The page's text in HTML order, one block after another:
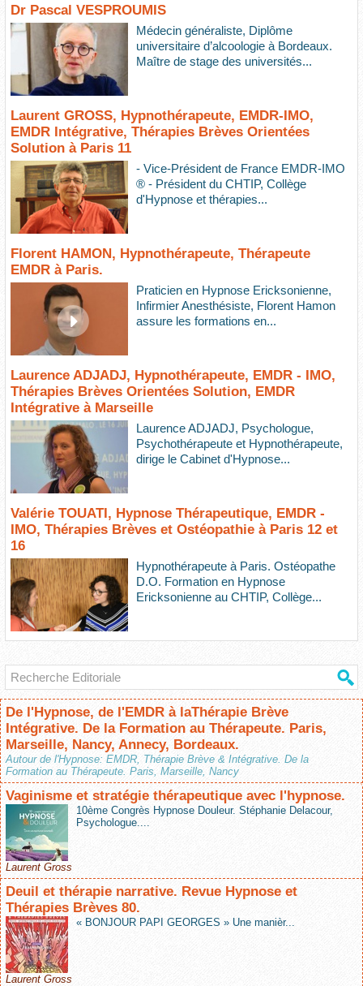
Dr Pascal VESPROUMIS
Médecin généraliste, Diplôme
universitaire d’alcoologie à Bordeaux.
Maître de stage des universités...
Laurent GROSS, Hypnothérapeute, EMDR-IMO,
EMDR Intégrative, Thérapies Brèves Orientées
Solution à Paris 11
- Vice-Président de France EMDR-IMO
® - Président du CHTIP, Collège
d'Hypnose et thérapies...
Florent HAMON, Hypnothérapeute, Thérapeute
EMDR à Paris.
Praticien en Hypnose Ericksonienne,
Infirmier Anesthésiste, Florent Hamon
assure les formations en...
Laurence ADJADJ, Hypnothérapeute, EMDR - IMO,
Thérapies Brèves Orientées Solution, EMDR
Intégrative à Marseille
Laurence ADJADJ, Psychologue,
Psychothérapeute et Hypnothérapeute,
dirige le Cabinet d'Hypnose...
Valérie TOUATI, Hypnose Thérapeutique, EMDR -
IMO, Thérapies Brèves et Ostéopathie à Paris 12 et
16
Hypnothérapeute à Paris. Ostéopathe
D.O. Formation en Hypnose
Ericksonienne au CHTIP, Collège...
De l'Hypnose, de l'EMDR à laThérapie Brève
Intégrative. De la Formation au Thérapeute. Paris,
Marseille, Nancy, Annecy, Bordeaux.
Autour de l'Hypnose: EMDR, Thérapie Brève & Intégrative. De la
Formation au Thérapeute. Paris, Marseille, Nancy
Vaginisme et stratégie thérapeutique avec l'hypnose.
10ème Congrès Hypnose Douleur. Stéphanie Delacour,
Psychologue....
Laurent Gross
Deuil et thérapie narrative. Revue Hypnose et
Thérapies Brèves 80.
« BONJOUR PAPI GEORGES » Une manièr...
Laurent Gross